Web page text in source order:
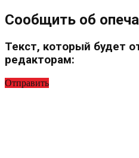
Сообщить об
Текст, который будет
редакторам:
Отправить